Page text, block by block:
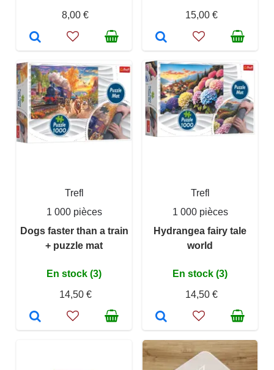
8,00 €
15,00 €
Trefl
1 000 pièces
Dogs faster than a train
+ puzzle mat
En stock (3)
14,50 €
Trefl
1 000 pièces
Hydrangea fairy tale
world
En stock (3)
14,50 €